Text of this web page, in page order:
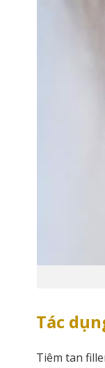
Tác
Tiêm tan